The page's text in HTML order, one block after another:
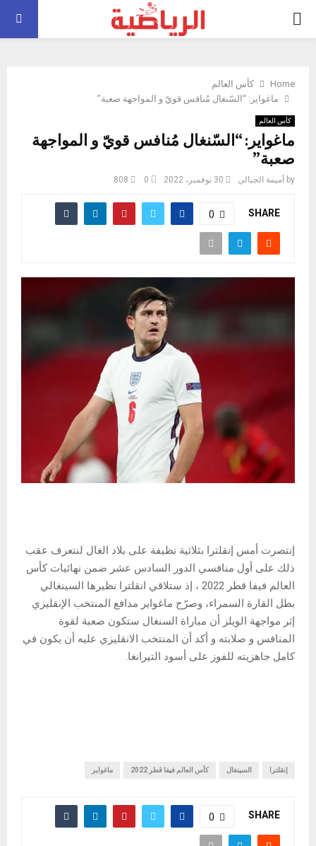
PRIMARY
Home
كأس العالم
ماغواير: “السّنغال مُنافس قويّ و المواجهة صعبة”
كأس العالم
ماغواير: “السّنغال مُنافس قويّ و المواجهة
صعبة”
by أميمة الجبالي 30 نوفمبر، 2022 0
808
SHARE
0
إنتصرت أمس إنقلترا بثلاثية نظيفة على بلاد الغال لنتعرف عقب
ذلك على أول منافسي الدور السادس عشر ضمن نهائيات كأس
العالم فيفا قطر 2022 ، إذ ستلاقي انقلترا نظيرها السينغالي
بطل القارة السمراء، وصرّح ماغواير مدافع المنتخب الإنقليزي
إثر مواجهة الويلز أن مباراة السنغال ستكون صعبة لقوة
المنافس و صلابته و أكد أن المنتخب الانقليزي عليه أن يكون في
كامل جاهزيته للفوز على أسود التيرانغا.
إنقلترا السينغال كأس العالم فيفا قطر 2022 ماغواير
SHARE
0